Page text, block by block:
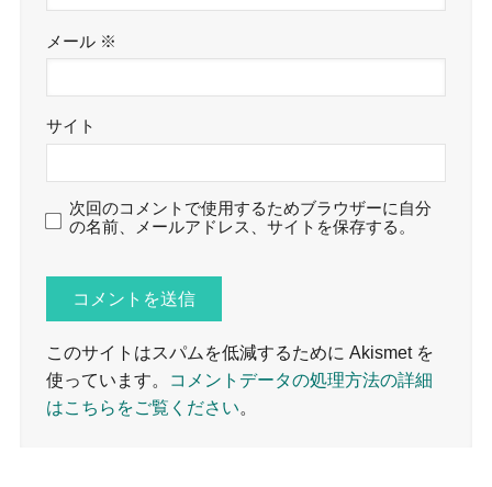
メール ※
サイト
次回のコメントで使用するためブラウザーに自分
の名前、メールアドレス、サイトを保存する。
このサイトはスパムを低減するために Akismet を
使っています。
コメントデータの処理方法の詳細
はこちらをご覧ください。